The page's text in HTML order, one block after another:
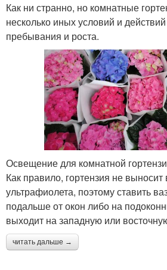
Как ни странно, но комнатные
несколько иных условий и
пребывания и роста.
Освещение для комнатной
Как правило, гортензия не
ультрафиолета, поэтому ставить
подальше от окон либо на
выходит на западную или
читать дальше →